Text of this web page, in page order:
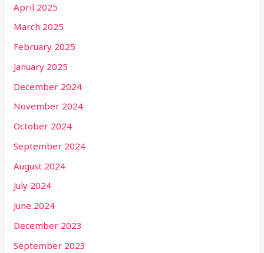
April 2025
March 2025
February 2025
January 2025
December 2024
November 2024
October 2024
September 2024
August 2024
July 2024
June 2024
December 2023
September 2023